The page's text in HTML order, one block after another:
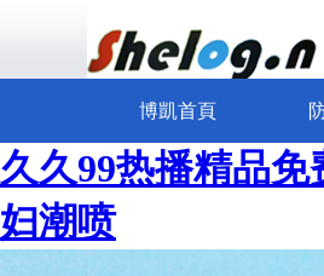
博凱首頁